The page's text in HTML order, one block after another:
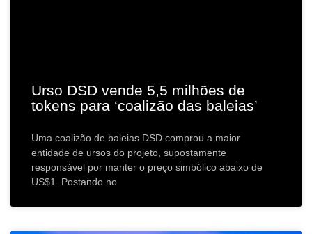
Urso DSD vende 5,5 milhões de
tokens para ‘coalizão das baleias’
Uma coalizão de baleias DSD comprou a maior
entidade de ursos do projeto, supostamente
responsável por manter o preço simbólico abaixo de
US$1. Postando no